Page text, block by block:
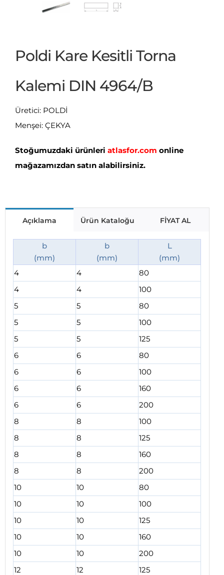
Poldi Kare Kesitli Torna
Kalemi DIN 4964/B
Üretici: POLDİ
Menşei: ÇEKYA
Stoğumuzdaki ürünleri atlasfor.com online
mağazamızdan satın alabilirsiniz.
Açıklama Ürün Kataloğu FİYAT AL
b
(mm)
b
(mm)
L
(mm)
4
4
80
4
4
100
5
5
80
5
5
100
5
5
125
6
6
80
6
6
100
6
6
160
6
6
200
8
8
100
8
8
125
8
8
160
8
8
200
10
10
80
10
10
100
10
10
125
10
10
160
10
10
200
12
12
125